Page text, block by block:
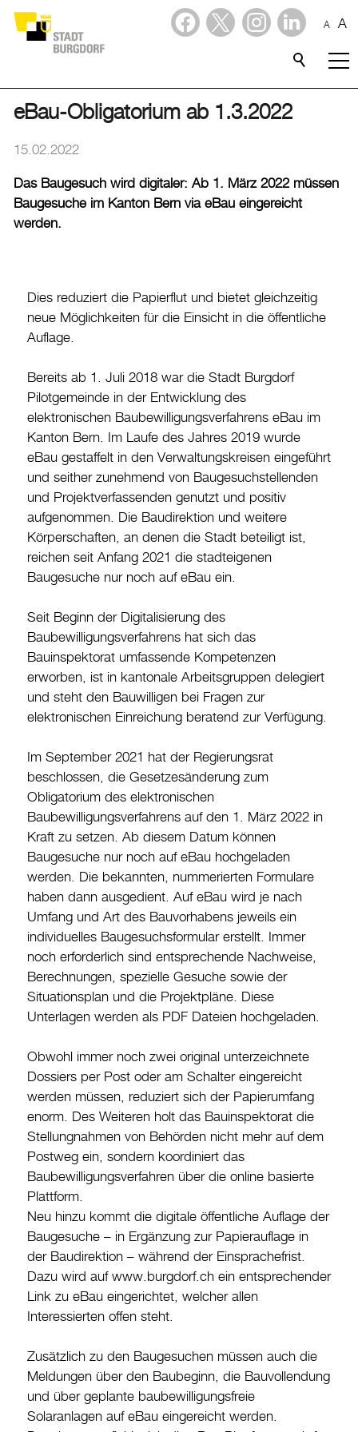
A A
Stadtporträt
Verwaltung & Politik
Wirtschaft
Aktuelles
Amtliche Publikationen
Medienmitteilungen
Burgdorf baut
Home
Öffnungszeiten & Kontakt
Veranstaltungskalender
Drucken
Login
eBau-Obligatorium ab 1.3.2022
15.02.2022
Das Baugesuch wird digitaler: Ab 1. März 2022 müssen
Baugesuche im Kanton Bern via eBau eingereicht
werden.
Dies reduziert die Papierflut und bietet gleichzeitig
neue Möglichkeiten für die Einsicht in die öffentliche
Auflage.
Bereits ab 1. Juli 2018 war die Stadt Burgdorf
Pilotgemeinde in der Entwicklung des
elektronischen Baubewilligungsverfahrens eBau im
Kanton Bern. Im Laufe des Jahres 2019 wurde
eBau gestaffelt in den Verwaltungskreisen eingeführt
und seither zunehmend von Baugesuchstellenden
und Projektverfassenden genutzt und positiv
aufgenommen. Die Baudirektion und weitere
Körperschaften, an denen die Stadt beteiligt ist,
reichen seit Anfang 2021 die stadteigenen
Baugesuche nur noch auf eBau ein.
Seit Beginn der Digitalisierung des
Baubewilligungsverfahrens hat sich das
Bauinspektorat umfassende Kompetenzen
erworben, ist in kantonale Arbeitsgruppen delegiert
und steht den Bauwilligen bei Fragen zur
elektronischen Einreichung beratend zur Verfügung.
Im September 2021 hat der Regierungsrat
beschlossen, die Gesetzesänderung zum
Obligatorium des elektronischen
Baubewilligungsverfahrens auf den 1. März 2022 in
Kraft zu setzen. Ab diesem Datum können
Baugesuche nur noch auf eBau hochgeladen
werden. Die bekannten, nummerierten Formulare
haben dann ausgedient. Auf eBau wird je nach
Umfang und Art des Bauvorhabens jeweils ein
individuelles Baugesuchsformular erstellt. Immer
noch erforderlich sind entsprechende Nachweise,
Berechnungen, spezielle Gesuche sowie der
Situationsplan und die Projektpläne. Diese
Unterlagen werden als PDF Dateien hochgeladen.
Obwohl immer noch zwei original unterzeichnete
Dossiers per Post oder am Schalter eingereicht
werden müssen, reduziert sich der Papierumfang
enorm. Des Weiteren holt das Bauinspektorat die
Stellungnahmen von Behörden nicht mehr auf dem
Postweg ein, sondern koordiniert das
Baubewilligungsverfahren über die online basierte
Plattform.
Neu hinzu kommt die digitale öffentliche Auflage der
Baugesuche – in Ergänzung zur Papierauflage in
der Baudirektion – während der Einsprachefrist.
Dazu wird auf www.burgdorf.ch ein entsprechender
Link zu eBau eingerichtet, welcher allen
Interessierten offen steht.
Zusätzlich zu den Baugesuchen müssen auch die
Meldungen über den Baubeginn, die Bauvollendung
und über geplante baubewilligungsfreie
Solaranlagen auf eBau eingereicht werden.